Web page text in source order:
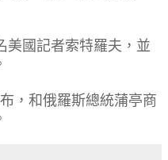
美國記者索特羅夫，並
，和俄羅斯總統蒲亭商